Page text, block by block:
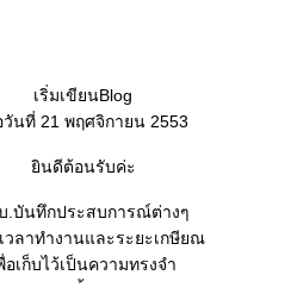
เริ่มเขียนBlog
วันที่ 21 พฤศจิกายน 2553
ินดีต้อนรับค่ะ
.บันทึกประสบการณ์ต่างๆ
วลาทำงานและระยะเกษียณ
อเก็บไว้เป็นความทรงจำ